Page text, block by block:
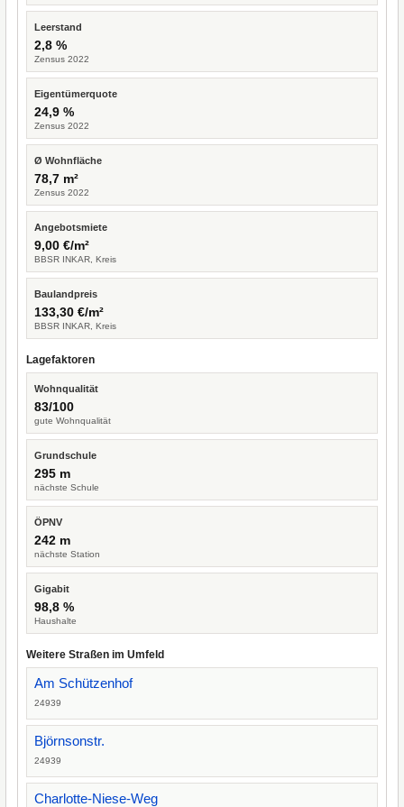
Leerstand
2,8 %
Zensus 2022
Eigentümerquote
24,9 %
Zensus 2022
Ø Wohnfläche
78,7 m²
Zensus 2022
Angebotsmiete
9,00 €/m²
BBSR INKAR, Kreis
Baulandpreis
133,30 €/m²
BBSR INKAR, Kreis
Lagefaktoren
Wohnqualität
83/100
gute Wohnqualität
Grundschule
295 m
nächste Schule
ÖPNV
242 m
nächste Station
Gigabit
98,8 %
Haushalte
Weitere Straßen im Umfeld
Am Schützenhof
24939
Björnsonstr.
24939
Charlotte-Niese-Weg